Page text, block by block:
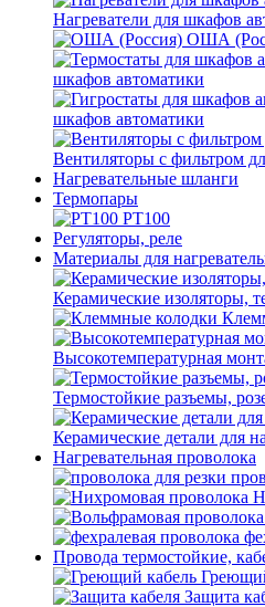
Нагреватели для шкафов
ОША
шкафов автоматики
шкафов автоматики
Вентиляторы с фильтром
Нагревательные шланги
Термопары
PT100
Регуляторы, реле
Материалы для
Керамические изоляторы,
Высокотемпературная
Термостойкие разъемы,
Керамические детали для
Нагревательная проволока
Провода термостойкие,
Защита